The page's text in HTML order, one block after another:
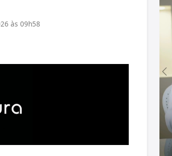
às 09h58